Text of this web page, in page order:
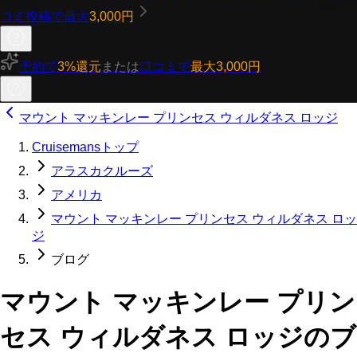
コミ投稿で最大3,000円
予約で3%還元 または口コミで最大3,000円
マウント マッキンレー プリンセス ウィルダネス ロッジ
Cruisemansトップ
アラスカクルーズ
アメリカ
マウント マッキンレー プリンセス ウィルダネス ロッ
ジ
ブログ
マウント マッキンレー プリン
セス ウィルダネス ロッジのブ